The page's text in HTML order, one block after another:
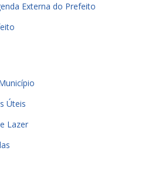
Externa do Prefeito
Úteis
Lazer